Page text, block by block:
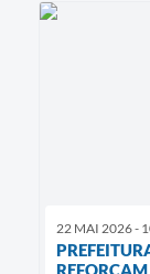
22 MAI 2026 -